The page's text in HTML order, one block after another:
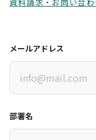
メールアドレス
部署名